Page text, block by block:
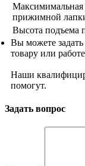
Максимимальная
прижимной
Высота подъема
Вы можете
товару или
Наши
помогут.
Задать вопрос